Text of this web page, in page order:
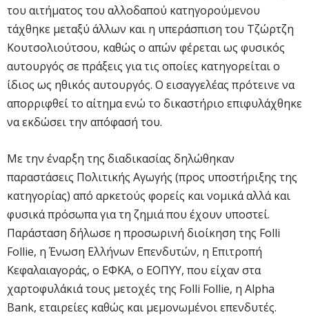
του αιτήματος του αλλοδαπού κατηγορούμενου
τάχθηκε μεταξύ άλλων και η υπεράσπιση του Τζώρτζη
Κουτσολιούτσου, καθώς ο απών φέρεται ως φυσικός
αυτουργός σε πράξεις για τις οποίες κατηγορείται ο
ίδιος ως ηθικός αυτουργός. Ο εισαγγελέας πρότεινε να
απορριφθεί το αίτημα ενώ το δικαστήριο επιφυλάχθηκε
να εκδώσει την απόφασή του.
Με την έναρξη της διαδικασίας δηλώθηκαν
παραστάσεις Πολιτικής Αγωγής (προς υποστήριξης της
κατηγορίας) από αρκετούς φορείς και νομικά αλλά και
φυσικά πρόσωπα για τη ζημιά που έχουν υποστεί.
Παράσταση δήλωσε η προσωρινή διοίκηση της Folli
Follie, η Ένωση Ελλήνων Επενδυτών, η Επιτροπή
Κεφαλαιαγοράς, ο ΕΦΚΑ, ο ΕΟΠΥY, που είχαν στα
χαρτοφυλάκιά τους μετοχές της Folli Follie, η Alpha
Bank, εταιρείες καθώς και μεμονωμένοι επενδυτές.